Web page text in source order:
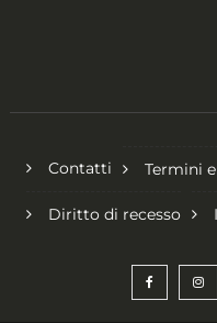
Contatti Termini
Diritto di recesso